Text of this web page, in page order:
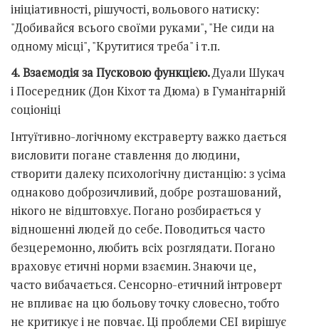
ініціативності, рішучості, вольового натиску:
"Добивайся всього своїми руками", "Не сиди на
одному місці", "Крутитися треба" і т.п.
4.Взаємодія за Пусковою функцією.Дуали Шукач
і Посередник (Дон Кіхот та Дюма) в Гуманітарній
соціоніці
Інтуїтивно-логічному екстраверту важко дається
висловити погане ставлення до людини,
створити далеку психологічну дистанцію: з усіма
однаково доброзичливий, добре розташований,
нікого не відштовхує. Погано розбирається у
відношенні людей до себе. Поводиться часто
безцеремонно, любить всіх розглядати. Погано
враховує етичні норми взаємин. Знаючи це,
часто вибачається. Сенсорно-етичний інтроверт
не впливає на цю больову точку словесно, тобто
не критикує і не повчає. Ці проблеми СЕІ вирішує